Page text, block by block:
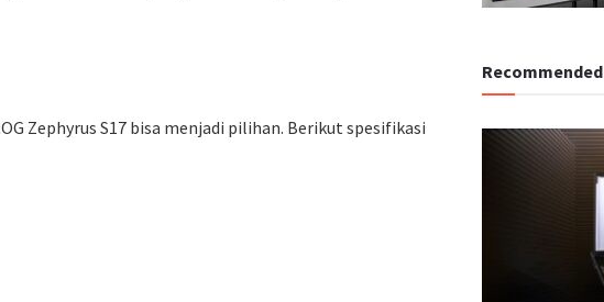
Zephyrus S17 bisa menjadi pilihan. Berikut spesifikasi
Recommended